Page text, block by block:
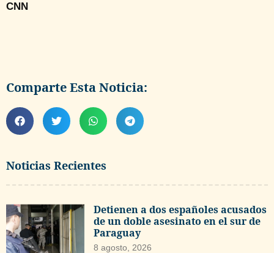
Noticias Recientes
Detienen a dos españoles acusados
de un doble asesinato en el sur de
Paraguay
8 agosto, 2026
CNN
Comparte Esta Noticia: